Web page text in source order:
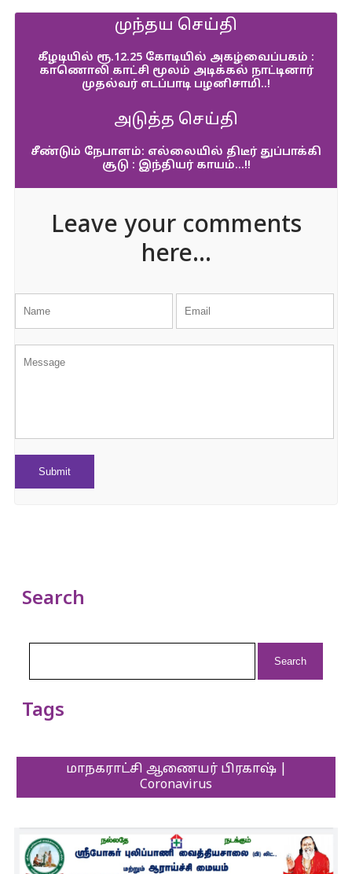
முந்தய செய்தி
கீழடியில் ரூ.12.25 கோடியில் அகழ்வைப்பகம் :
காணொலி காட்சி மூலம் அடிக்கல் நாட்டினார்
முதல்வர் எடப்பாடி பழனிசாமி..!
அடுத்த செய்தி
சீண்டும் நேபாளம்: எல்லையில் திடீர் துப்பாக்கி
சூடு : இந்தியர் காயம்…!!
Leave your comments
here...
Search
Tags
மாநகராட்சி ஆணையர் பிரகாஷ் |
Coronavirus